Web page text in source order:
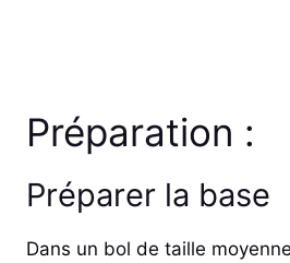
Préparation :
Préparer la base
Dans un bol de taille